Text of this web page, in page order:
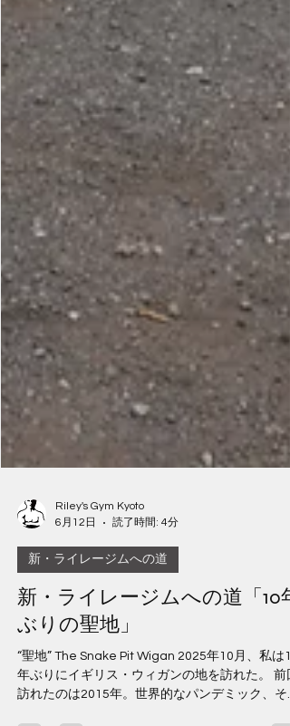
6月12日
読了時間: 4分
新・ライレージムへの道
新・ライレージムへの道「10年
ぶりの聖地」
“聖地” The Snake Pit Wigan 2025年10月、私は
年ぶりにイギリス・ウィガンの地を訪れた。 前
訪れたのは2015年。世界的なパンデミック、そ